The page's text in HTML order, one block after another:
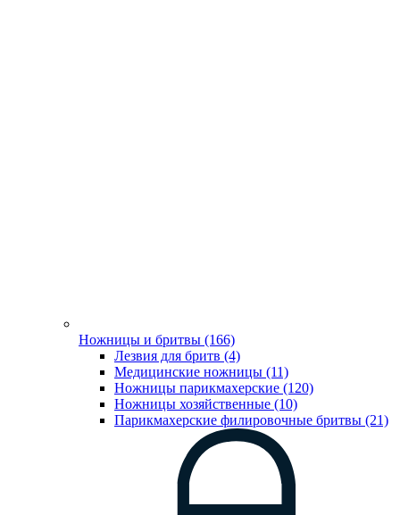
Ножницы и бритвы (166)
Лезвия для бритв (4)
Медицинские ножницы (11)
Ножницы парикмахерские (120)
Ножницы хозяйственные (10)
Парикмахерские филировочные бритвы (21)